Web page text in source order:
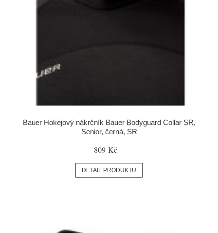
Bauer Hokejový nákrčník Bauer Bodyguard Collar SR,
Senior, černá, SR
809 Kč
DETAIL PRODUKTU